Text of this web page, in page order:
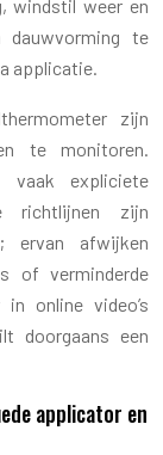
windstil weer en
te
applicatie.
zijn
te monitoren.
vaak expliciete
richtlijnen zijn
ervan afwijken
of verminderde
online video’s
doorgaans een
applicator en